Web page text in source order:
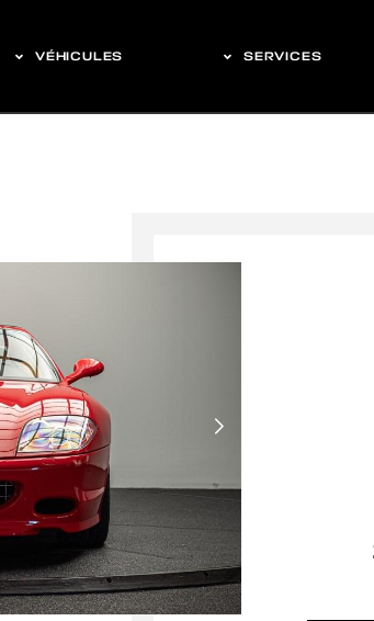
VÉHICULES SERVICES